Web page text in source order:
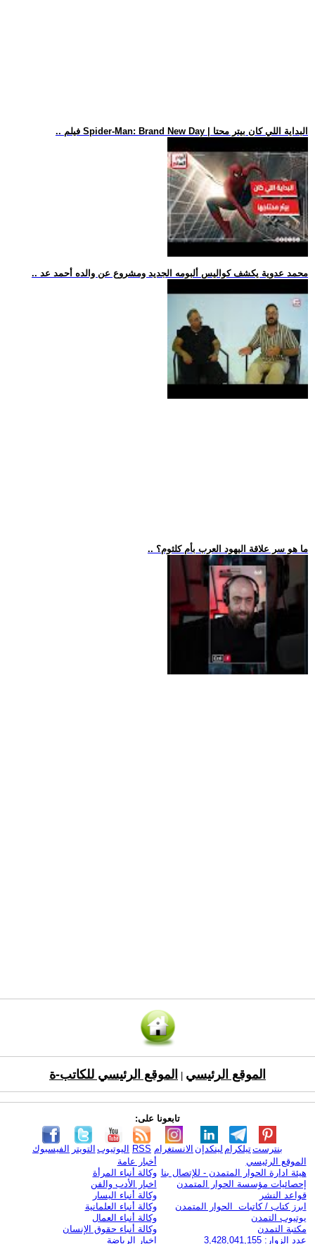
.. فيلم Spider-Man: Brand New Day | البداية اللي كان بيتر محتا
.. محمد عدوية يكشف كواليس ألبومه الجديد ومشروع عن والده أحمد عد
.. ما هو سر علاقة اليهود العرب بأم كلثوم؟
الموقع الرئيسي الموقع الرئيسي للكاتب-ة
تابعونا على:
الفيسبوك التويتر اليوتيوب RSS الانستغرام لينكدإن تيلكرامبنترست
الموقع الرئيسي
هيئة ادارة الحوار المتمدن - للإتصال بنا
إحصائيات مؤسسة الحوار المتمدن
قواعد النشر
ابرز كتاب / كاتبات الحوار المتمدن
يوتيوب التمدن
مكتبة التمدن
عدد الزوار: 3,428,041,155
أخبار عامة
وكالة أنباء المرأة
اخبار الأدب والفن
وكالة أنباء اليسار
وكالة أنباء العلمانية
وكالة أنباء العمال
وكالة أنباء حقوق الإنسان
اخبار الرياضة